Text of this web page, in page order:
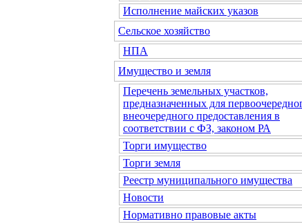
Исполнение майских указов
Сельское хозяйство
НПА
Имущество и земля
Перечень земельных участков,
предназначенных для
внеочередного предоставления в
соответствии с ФЗ, законом РА
Торги имущество
Торги земля
Реестр муниципального имущества
Новости
Нормативно правовые акты